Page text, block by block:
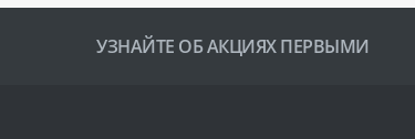
УЗНАЙТЕ ОБ АКЦИЯХ ПЕРВЫМИ